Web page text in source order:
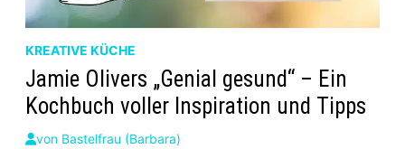
KREATIVE KÜCHE
Jamie Olivers „Genial gesund“ – Ein
Kochbuch voller Inspiration und Tipps
von Bastelfrau (Barbara)